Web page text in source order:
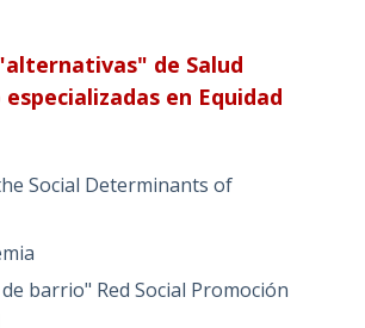
de Salud
especializadas en Equidad
Social Determinants of
barrio" Red Social Promoción